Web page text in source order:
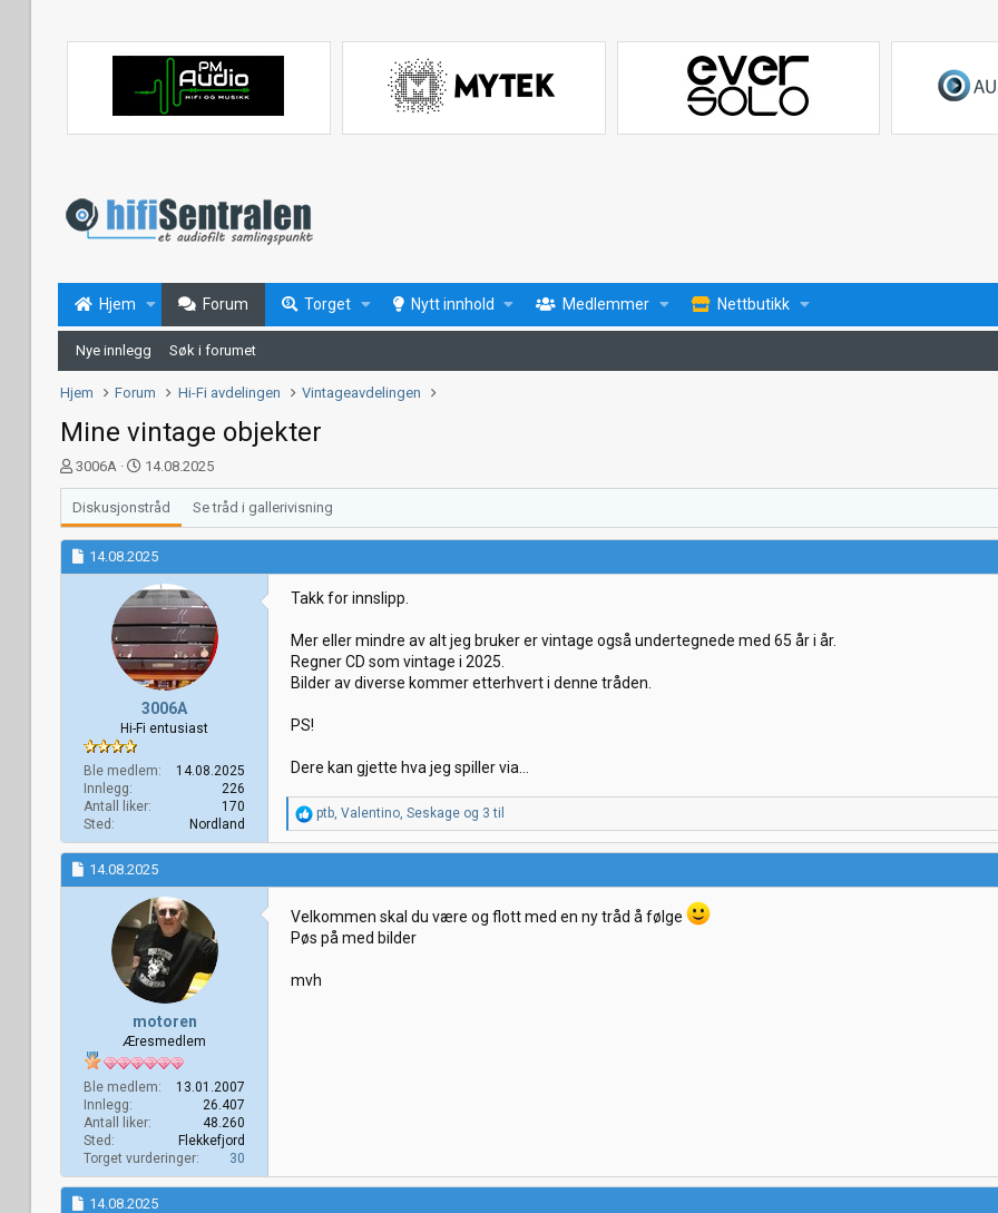
Hjem Forum Torget Nytt innhold Medlemmer Nettbutikk
Nye innlegg Søk i forumet
Hjem Forum Hi-Fi avdelingen Vintageavdelingen
Mine vintage objekter
T
r
å
d
s
t
3006A
S
t
a
r
t
d
a
t
o
14.08.2025
Diskusjonstråd Se tråd i gallerivisning
14.08.2025
3006A
Hi-Fi entusiast
Ble medlem
14.08.2025
Innlegg
226
Antall liker
170
Sted
Nordland
Takk for innslipp.
Mer eller mindre av alt jeg bruker er vintage også undertegnede med 65 år i år.
Regner CD som vintage i 2025.
Bilder av diverse kommer etterhvert i denne tråden.
PS!
Dere kan gjette hva jeg spiller via...
R
e
a
s
o
n
ptb, Valentino, Seskage og 3 til
14.08.2025
motoren
Æresmedlem
Ble medlem
13.01.2007
Innlegg
26.407
Antall liker
48.260
Sted
Flekkefjord
Torget vurderinger
30
Velkommen skal du være og flott med en ny tråd å følge
Pøs på med bilder
mvh
14.08.2025